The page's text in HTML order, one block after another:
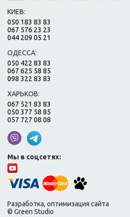
КИЕВ:
050 183 83 83
067 576 23 23
044 209 05 21
ОДЕССА:
050 422 83 83
067 625 58 85
098 322 83 83
ХАРЬКОВ:
067 521 83 83
050 377 58 85
057 727 08 08
Мы в соцсетях:
Разработка, оптимизация сайта
© Green Studio